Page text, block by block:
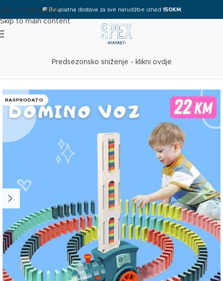
Skip to navigation
Skip to main content
🚚Besplatna dostava za sve narudžbe iznad 150KM
Predsezonsko sniženje - klikni ovdje
RASPRODATO